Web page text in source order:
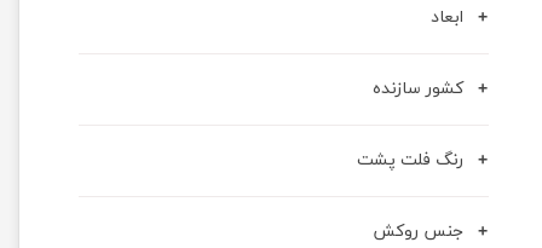
ابعاد
کشور سازنده
رنگ فلت پشت
جنس روکش